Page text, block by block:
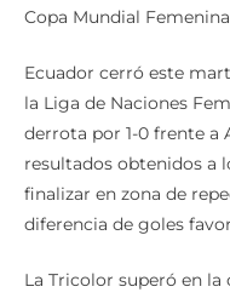
Copa Mundial
Ecuador cerró este
la Liga de Naciones
derrota por 1-0 frente a
resultados obtenidos a
finalizar en zona de
diferencia de goles
La Tricolor superó en